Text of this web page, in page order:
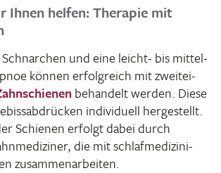
Ihnen helfen: Therapie mit
Schnar­chen und eine leicht- bis mittel­
können erfolg­reich mit zwei­tei­
behan­delt werden. Diese
indi­vi­duell herge­stellt.
Schienen erfolgt dabei durch
die mit schlaf­me­di­zi­ni­
zusammenarbeiten.